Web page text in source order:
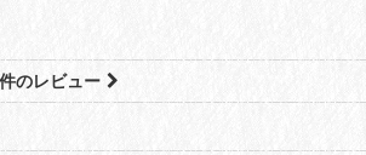
件のレビュー